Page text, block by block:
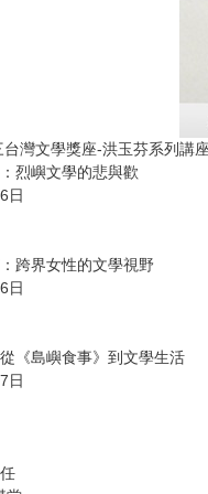
台灣文學獎座-洪玉芬系列講
烈嶼文學的悲與歡
日
跨界女性的文學視野
日
《島嶼食事》到文學生活
日